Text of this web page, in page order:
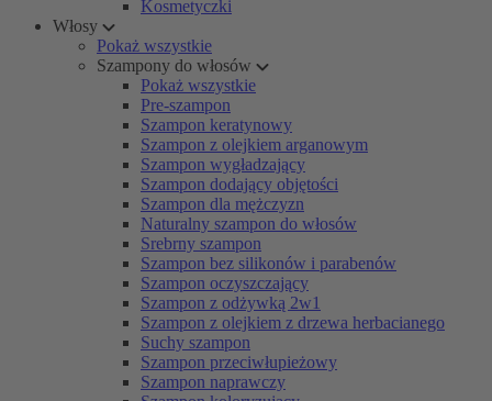
Kosmetyczki
Włosy
Pokaż wszystkie
Szampony do włosów
Pokaż wszystkie
Pre-szampon
Szampon keratynowy
Szampon z olejkiem arganowym
Szampon wygładzający
Szampon dodający objętości
Szampon dla mężczyzn
Naturalny szampon do włosów
Srebrny szampon
Szampon bez silikonów i parabenów
Szampon oczyszczający
Szampon z odżywką 2w1
Szampon z olejkiem z drzewa herbacianego
Suchy szampon
Szampon przeciwłupieżowy
Szampon naprawczy